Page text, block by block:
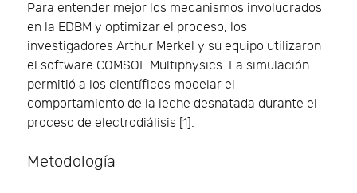
Para entender mejor los mecanismos involucrados
en la EDBM y optimizar el proceso, los
investigadores Arthur Merkel y su equipo utilizaron
el software COMSOL Multiphysics. La simulación
permitió a los científicos modelar el
comportamiento de la leche desnatada durante el
proceso de electrodiálisis [1].
Metodología